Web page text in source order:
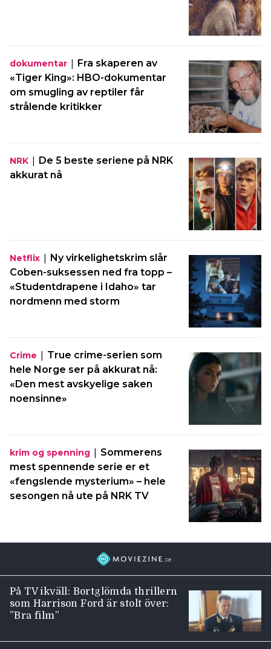
dokumentar | Fra skaperen av
«Tiger King»: HBO-dokumentar
om smugling av reptiler får
strålende kritikker
NRK | De 5 beste seriene på NRK
akkurat nå
Netflix | Ny virkelighetskrim slår
Coben-suksessen ned fra topp –
«Studentdrapene i Idaho» tar
nordmenn med storm
Crime | True crime-serien som
hele Norge ser på akkurat nå:
«Den mest avskyelige saken
noensinne»
krim og spenning | Sommerens
mest spennende serie er et
«fengslende mysterium» – hele
sesongen nå ute på NRK TV
På TV ikväll: Bortglömda thrillern
som Harrison Ford är stolt över:
”Bra film”